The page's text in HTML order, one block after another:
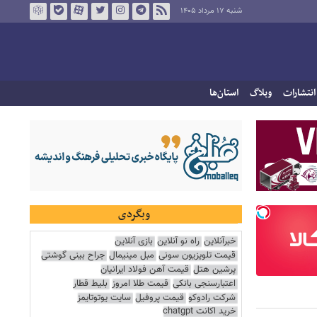
شنبه ۱۷ مرداد ۱۴۰۵
انتشارات وبلاگ استان‌ها
وبگردی
خبرآنلاین راه نو آنلاین بازی آنلاین
قیمت تلویزیون سونی مبل مینیمال جراح بینی گوشتی
پرشین هتل قیمت آهن فولاد ایرانیان
اعتبارسنجی بانکی قیمت طلا امروز بلیط قطار
شرکت رادوکو قیمت پروفیل سایت یوتوتایمز
خرید اکانت chatgpt